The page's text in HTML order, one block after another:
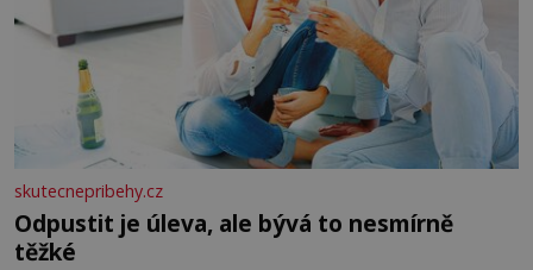
skutecnepribehy.cz
Odpustit je úleva, ale bývá to nesmírně
těžké